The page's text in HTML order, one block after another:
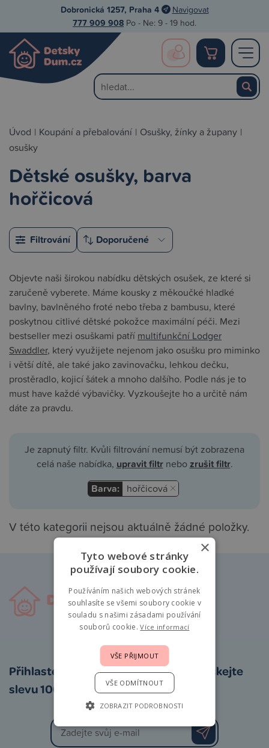
Dobronická 1257, Praha 4 Navigovat
777 909 908 Po - Ne: 9 - 19 hod.
Úvod | Koupání a přebalování | Osušky, žínky a župany |
osušky
Dětské osušky, barva
hořčicová
Filtrování
Objevte naši širokou nabídku dětských osušek, ze které si
zaručeně vyberete. Máme kousky z měkoučké hladké
bavlny, bavlněného froté nebo třeba z bambusu, které
poskytnou citlivé dětské pokožce maximální péči. Mezi
bestseller mezi osuškami patří multifunkční Lodger
Swaddler, který využijete nejenom jako osušku pro miminko
i větší dítě, ale také jako zavinovačku, lehkou dečku,
prostěradlo, kojicí šátek a mnoho dalšího. Podle nás je to
must have každé výbavičky. Vyzkoušejte ho a určitě nám
dáte za pravdu.
Je zapnutý filtr. Kvůli filtrování nemusí být zobrazena
celá naše nabídka, upravit filtrnebozrušit filtr.
Barva: hořčicová
V této kategorii nejsou aktuálně žádné položky.
Přihlaste se k odběru newsletteru a získejte
slevu 100 Kč na první nákup
×
Tyto webové stránky
používají soubory cookie.
Používáním našich webových stránek
souhlasíte se všemi soubory cookie v
souladu s našimi zásadami používání
souborů cookie.Více informací
VŠE PŘIJMOUT
VŠE ODMÍTNOUT
ZOBRAZIT PODROBNOSTI